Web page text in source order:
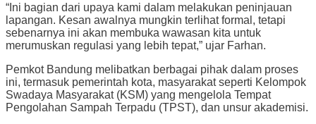
“Ini bagian dari upaya kami dalam melakukan peninjauan
lapangan. Kesan awalnya mungkin terlihat formal, tetapi
sebenarnya ini akan membuka wawasan kita untuk
merumuskan regulasi yang lebih tepat,” ujar Farhan.
Pemkot Bandung melibatkan berbagai pihak dalam proses
ini, termasuk pemerintah kota, masyarakat seperti Kelompok
Swadaya Masyarakat (KSM) yang mengelola Tempat
Pengolahan Sampah Terpadu (TPST), dan unsur akademisi.